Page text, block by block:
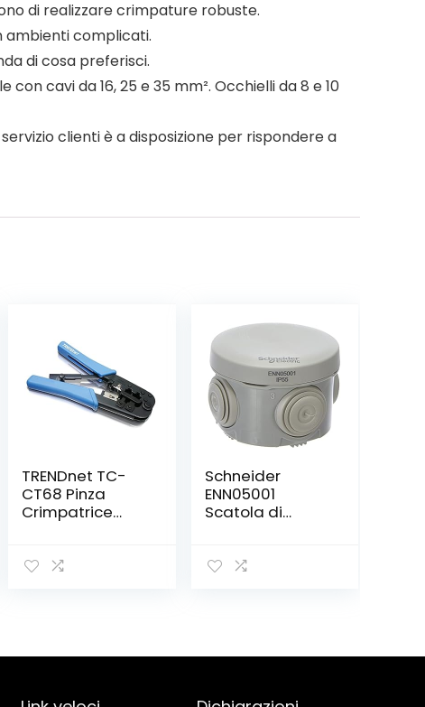
di realizzare crimpature robuste.
ambienti complicati.
di cosa preferisci.
cavi da 16, 25 e 35 mm². Occhielli da 8 e 10
clienti è a disposizione per rispondere a
TRENDnet TC-
CT68 Pinza
Crimpatrice
Schneider
ENN05001
Scatola di